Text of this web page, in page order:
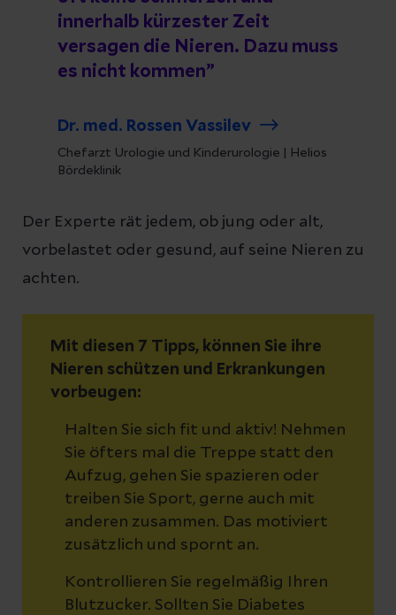
Chefarzt Urologie und Kinderurologie | Helios
Bördeklinik
innerhalb kürzester Zeit
versagen die Nieren. Dazu muss
es nicht kommen
Dr. med. Rossen Vassilev
Der Experte rät jedem, ob jung oder alt,
vorbelastet oder gesund, auf seine Nieren zu
achten.
Mit diesen 7 Tipps, können Sie ihre
Nieren schützen und Erkrankungen
vorbeugen:
Halten Sie sich fit und aktiv! Nehmen
Sie öfters mal die Treppe statt den
Aufzug, gehen Sie spazieren oder
treiben Sie Sport, gerne auch mit
anderen zusammen. Das motiviert
zusätzlich und spornt an.
Kontrollieren Sie regelmäßig Ihren
Blutzucker. Sollten Sie Diabetes